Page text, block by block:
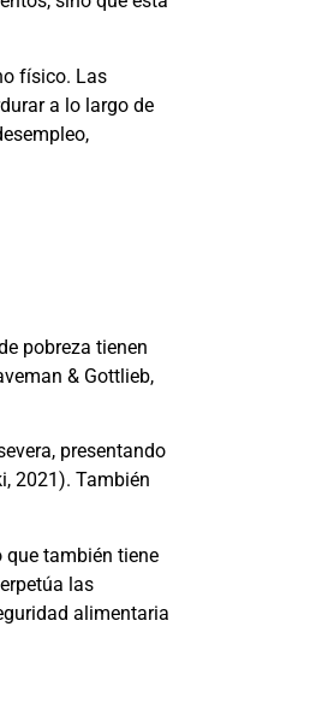
físico. Las
a lo largo de
pobreza tienen
& Gottlieb,
presentando
2021). También
que también tiene
las
alimentaria